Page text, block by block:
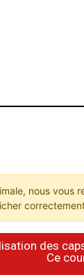
nous vous
des
​Ce